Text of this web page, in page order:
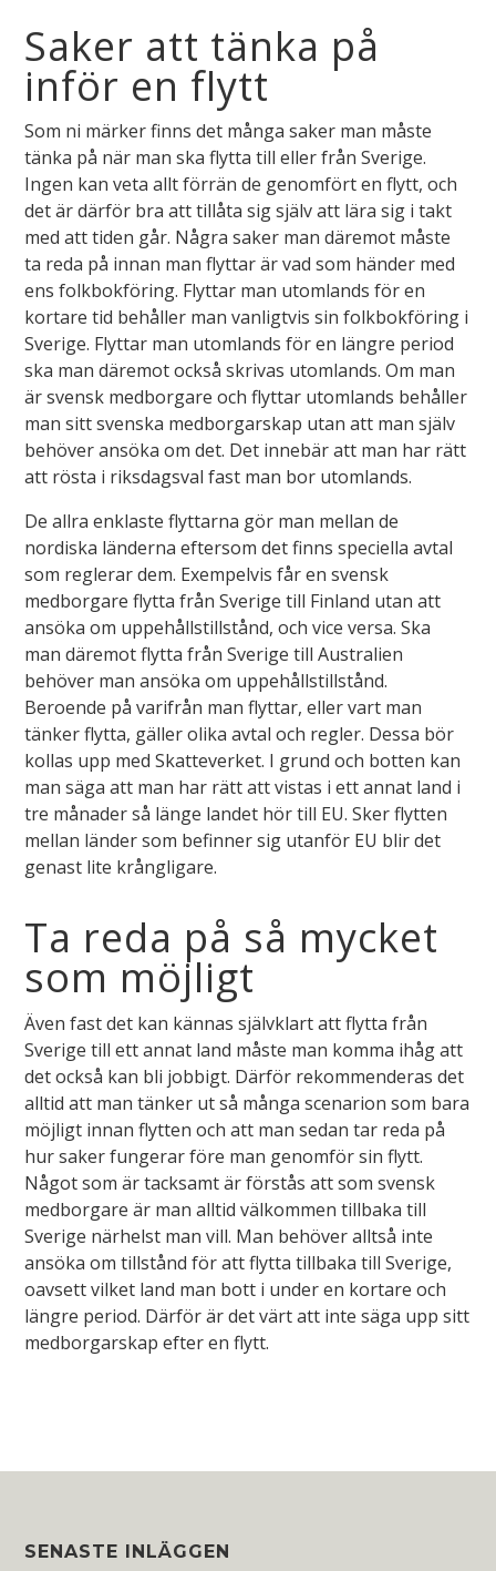
Saker att tänka på
inför en flytt
Som ni märker finns det många saker man måste
tänka på när man ska flytta till eller från Sverige.
Ingen kan veta allt förrän de genomfört en flytt, och
det är därför bra att tillåta sig själv att lära sig i takt
med att tiden går. Några saker man däremot måste
ta reda på innan man flyttar är vad som händer med
ens folkbokföring. Flyttar man utomlands för en
kortare tid behåller man vanligtvis sin folkbokföring i
Sverige. Flyttar man utomlands för en längre period
ska man däremot också skrivas utomlands. Om man
är svensk medborgare och flyttar utomlands behåller
man sitt svenska medborgarskap utan att man själv
behöver ansöka om det. Det innebär att man har rätt
att rösta i riksdagsval fast man bor utomlands.
De allra enklaste flyttarna gör man mellan de
nordiska länderna eftersom det finns speciella avtal
som reglerar dem. Exempelvis får en svensk
medborgare flytta från Sverige till Finland utan att
ansöka om uppehållstillstånd, och vice versa. Ska
man däremot flytta från Sverige till Australien
behöver man ansöka om uppehållstillstånd.
Beroende på varifrån man flyttar, eller vart man
tänker flytta, gäller olika avtal och regler. Dessa bör
kollas upp med Skatteverket. I grund och botten kan
man säga att man har rätt att vistas i ett annat land i
tre månader så länge landet hör till EU. Sker flytten
mellan länder som befinner sig utanför EU blir det
genast lite krångligare.
Ta reda på så mycket
som möjligt
Även fast det kan kännas självklart att flytta från
Sverige till ett annat land måste man komma ihåg att
det också kan bli jobbigt. Därför rekommenderas det
alltid att man tänker ut så många scenarion som bara
möjligt innan flytten och att man sedan tar reda på
hur saker fungerar före man genomför sin flytt.
Något som är tacksamt är förstås att som svensk
medborgare är man alltid välkommen tillbaka till
Sverige närhelst man vill. Man behöver alltså inte
ansöka om tillstånd för att flytta tillbaka till Sverige,
oavsett vilket land man bott i under en kortare och
längre period. Därför är det värt att inte säga upp sitt
medborgarskap efter en flytt.
SENASTE INLÄGGEN